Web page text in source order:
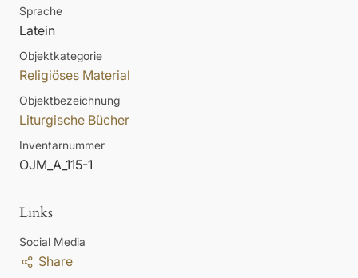
Sprache
Latein
Objektkategorie
Religiöses Material
Objektbezeichnung
Liturgische Bücher
Inventarnummer
OJM_A_115-1
Links
Social Media
Share